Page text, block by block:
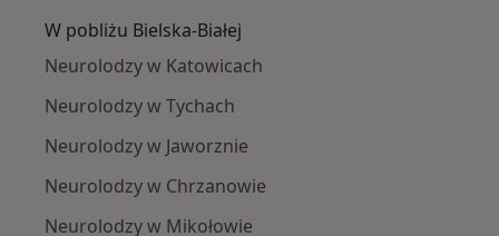
W pobliżu Bielska-Białej
Neurolodzy w Katowicach
Neurolodzy w Tychach
Neurolodzy w Jaworznie
Neurolodzy w Chrzanowie
Neurolodzy w Mikołowie